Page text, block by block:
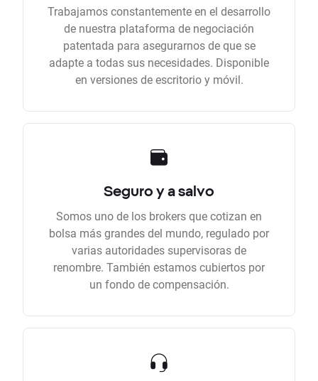
Trabajamos constantemente en el desarrollo
de nuestra plataforma de negociación
patentada para asegurarnos de que se
adapte a todas sus necesidades. Disponible
en versiones de escritorio y móvil.
Seguro y a salvo
Somos uno de los brokers que cotizan en
bolsa más grandes del mundo, regulado por
varias autoridades supervisoras de
renombre. También estamos cubiertos por
un fondo de compensación.